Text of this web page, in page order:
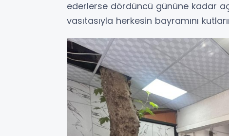
ederlerse dördüncü gününe kadar
vasıtasıyla herkesin bayramını